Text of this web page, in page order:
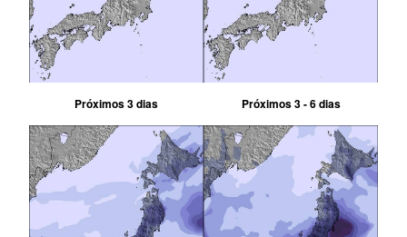
Próximos 3 dias Próximos 3 - 6 dias